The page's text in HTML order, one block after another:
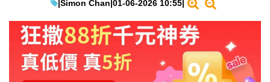
IT Times
生成式AI與雲端應用
Enterprise Digital Transformation
|Simon Chan|01-06-2026 10:55|